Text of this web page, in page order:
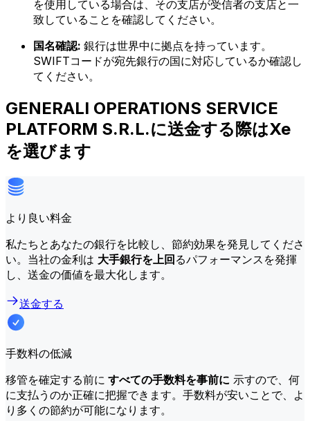
を使用している場合は、その支店が受信者の支店と一
致していることを確認してください。
国名確認: 銀行は世界中に拠点を持っています。
SWIFTコードが宛先銀行の国に対応しているか確認し
てください。
GENERALI OPERATIONS SERVICE
PLATFORM S.R.L.に送金する際はXe
を選びます
より良い料金
私たちとあなたの銀行を比較し、節約効果を発見してくださ
い。当社の金利は 大手銀行を上回るパフォーマンスを発揮
し、送金の価値を最大化します。
送金する
手数料の低減
移管を確定する前に すべての手数料を事前に 示すので、何
に支払うのか正確に把握できます。手数料が安いことで、よ
り多くの節約が可能になります。